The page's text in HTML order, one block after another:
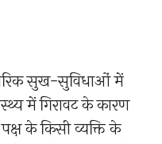
सुख-सुविधाओं में
में गिरावट के कारण
के किसी व्यक्ति के